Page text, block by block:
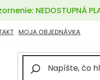
NEDOSTUPNÁ
MOJA OBJEDNÁVKA